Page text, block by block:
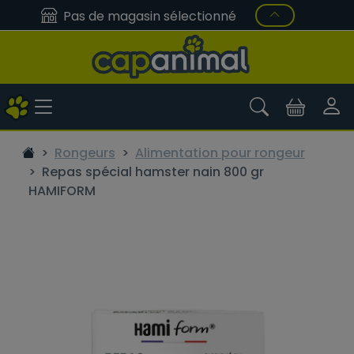
Pas de magasin sélectionné
Rongeurs
Alimentation pour rongeur
Repas spécial hamster nain 800 gr
HAMIFORM